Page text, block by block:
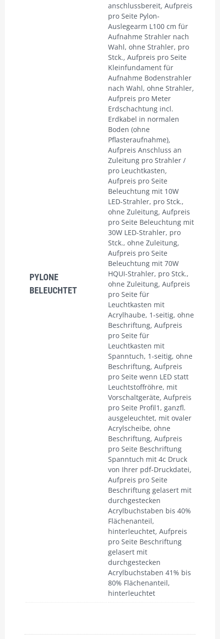
PYLONE
BELEUCHTET
anschlussbereit, Aufpreis
pro Seite Pylon-
Auslegearm L100 cm für
Aufnahme Strahler nach
Wahl, ohne Strahler, pro
Stck., Aufpreis pro Seite
Kleinfundament für
Aufnahme Bodenstrahler
nach Wahl, ohne Strahler,
Aufpreis pro Meter
Erdschachtung incl.
Erdkabel in normalen
Boden (ohne
Pflasteraufnahme),
Aufpreis Anschluss an
Zuleitung pro Strahler /
pro Leuchtkasten,
Aufpreis pro Seite
Beleuchtung mit 10W
LED-Strahler, pro Stck.,
ohne Zuleitung, Aufpreis
pro Seite Beleuchtung mit
30W LED-Strahler, pro
Stck., ohne Zuleitung,
Aufpreis pro Seite
Beleuchtung mit 70W
HQUI-Strahler, pro Stck.,
ohne Zuleitung, Aufpreis
pro Seite für
Leuchtkasten mit
Acrylhaube, 1-seitig, ohne
Beschriftung, Aufpreis
pro Seite für
Leuchtkasten mit
Spanntuch, 1-seitig, ohne
Beschriftung, Aufpreis
pro Seite wenn LED statt
Leuchtstoffröhre, mit
Vorschaltgeräte, Aufpreis
pro Seite Profil1, ganzfl.
ausgeleuchtet, mit ovaler
Acrylscheibe, ohne
Beschriftung, Aufpreis
pro Seite Beschriftung
Spanntuch mit 4c Druck
von Ihrer pdf-Druckdatei,
Aufpreis pro Seite
Beschriftung gelasert mit
durchgestecken
Acrylbuchstaben bis 40%
Flächenanteil,
hinterleuchtet, Aufpreis
pro Seite Beschriftung
gelasert mit
durchgestecken
Acrylbuchstaben 41% bis
80% Flächenanteil,
hinterleuchtet